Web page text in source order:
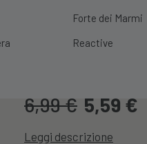
Forte dei Marmi
Reactive
Spatola
6,99€ 5,59 €
Leggi descrizione